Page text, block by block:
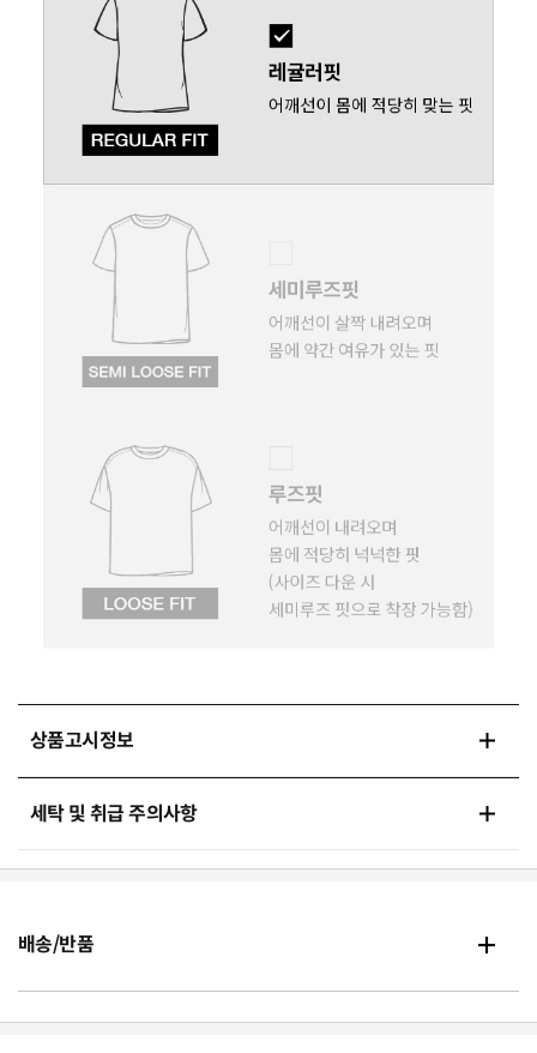
상품고시정보
세탁 및 취급 주의사항
배송/반품